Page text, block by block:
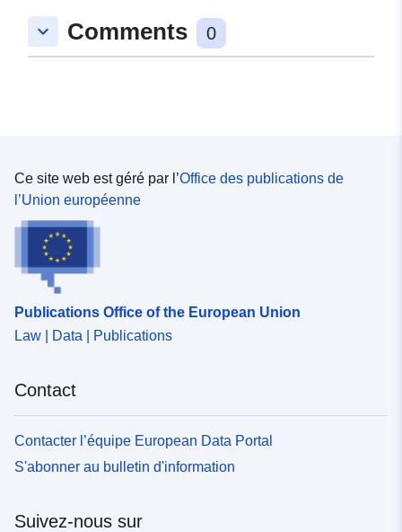
keyboard_arrow_down Comments 0
Ce site web est géré par l’Office des publications de
l’Union européenne
Publications Office of the European Union
Law | Data | Publications
Contact
Contacter l’équipe European Data Portal
S'abonner au bulletin d'information
Suivez-nous sur